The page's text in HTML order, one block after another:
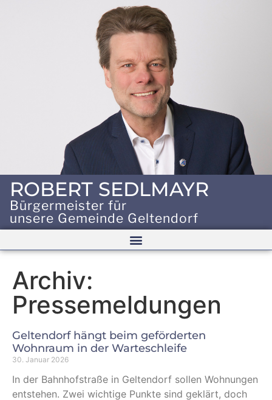
ROBERT SEDLMAYR
Bürgermeister für
unsere Gemeinde Geltendorf
Archiv:
Pressemeldungen
Geltendorf hängt beim geförderten
Wohnraum in der Warteschleife
30. Januar 2026
In der Bahnhofstraße in Geltendorf sollen Wohnungen
entstehen. Zwei wichtige Punkte sind geklärt, doch